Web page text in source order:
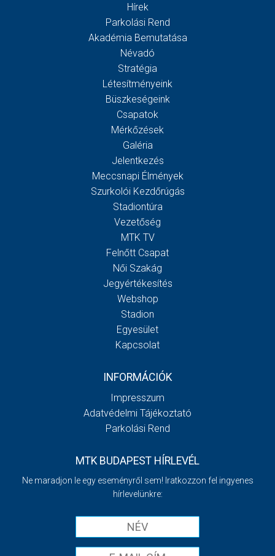
Hírek
Parkolási Rend
Akadémia Bemutatása
Névadó
Stratégia
Létesítményeink
Büszkeségeink
Csapatok
Mérkőzések
Galéria
Jelentkezés
Meccsnapi Élmények
Szurkolói Kezdőrúgás
Stadiontúra
Vezetőség
MTK TV
Felnőtt Csapat
Női Szakág
Jegyértékesítés
Webshop
Stadion
Egyesület
Kapcsolat
INFORMÁCIÓK
Impresszum
Adatvédelmi Tájékoztató
Parkolási Rend
MTK BUDAPEST HÍRLEVÉL
Ne maradjon le egy eseményről sem! Iratkozzon fel ingyenes
hírlevelünkre: